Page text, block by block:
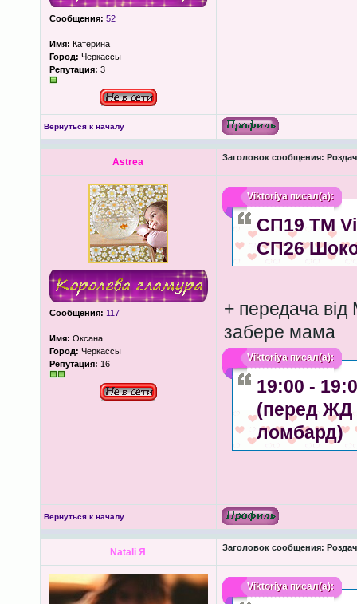
Сообщения: 52
Имя: Катерина
Город: Черкассы
Репутация: 3
Вернуться к началу
Astrea Заголовок сообщения:
Сообщения: 117
Имя: Оксана
Город: Черкассы
Репутация: 16
Viktoriyaписал(а):
СП19 ТМ
СП26
+ передача від
забере мама
Viktoriyaписал(а):
19:00 -
(перед ЖД
ломбард)
Вернуться к началу
Natali Я Заголовок сообщения:
Viktoriyaписал(а):